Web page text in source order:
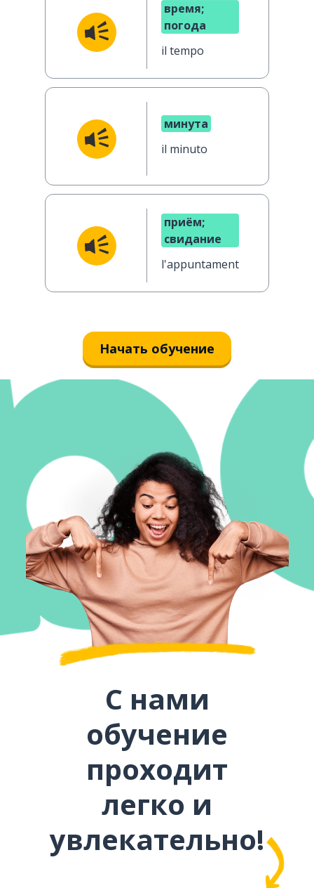
время;
погода
il tempo
минута
il minuto
приём;
свидание
l'appuntamento
Начать обучение
С нами
обучение
проходит
легко и
увлекательно!